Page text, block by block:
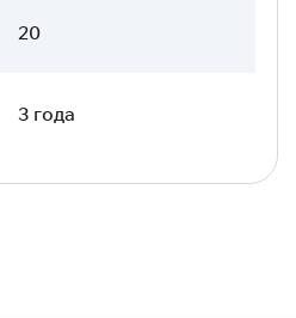
20
3 года